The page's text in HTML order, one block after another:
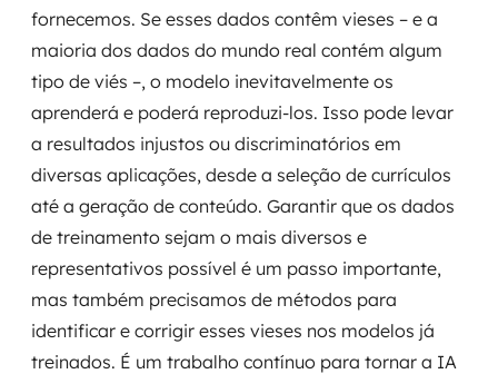
fornecemos. Se esses dados contêm vieses – e a
maioria dos dados do mundo real contém algum
tipo de viés –, o modelo inevitavelmente os
aprenderá e poderá reproduzi-los. Isso pode levar
a resultados injustos ou discriminatórios em
diversas aplicações, desde a seleção de currículos
até a geração de conteúdo. Garantir que os dados
de treinamento sejam o mais diversos e
representativos possível é um passo importante,
mas também precisamos de métodos para
identificar e corrigir esses vieses nos modelos já
treinados. É um trabalho contínuo para tornar a IA